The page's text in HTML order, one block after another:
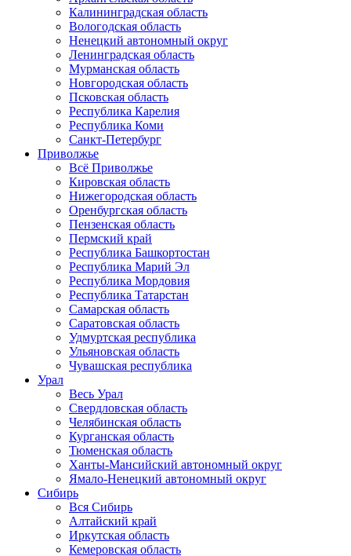
Калининградская область
Вологодская область
Ненецкий автономный округ
Ленинградская область
Мурманская область
Новгородская область
Псковская область
Республика Карелия
Республика Коми
Санкт-Петербург
Приволжье
Всё Приволжье
Кировская область
Нижегородская область
Оренбургская область
Пензенская область
Пермский край
Республика Башкортостан
Республика Марий Эл
Республика Мордовия
Республика Татарстан
Самарская область
Саратовская область
Удмуртская республика
Ульяновская область
Чувашская республика
Урал
Весь Урал
Свердловская область
Челябинская область
Курганская область
Тюменская область
Ханты-Мансийский автономный округ
Ямало-Ненецкий автономный округ
Сибирь
Вся Сибирь
Алтайский край
Иркутская область
Кемеровская область